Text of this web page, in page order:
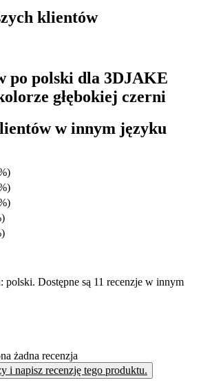
klientów
po polski dla 3DJAKE
głębokiej czerni
w innym języku
Dostępne są 11 recenzje w innym
żadna recenzja
i napisz recenzję tego produktu.